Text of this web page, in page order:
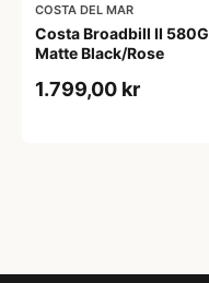
COSTA DEL MAR
Costa Broadbill II 580G
Matte Black/Rose
1.799,00 kr